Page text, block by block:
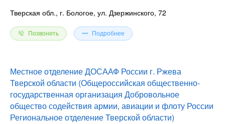
Тверская обл., г. Бологое, ул. Дзержинского, 72
Позвонить Подробнее
Местное отделение ДОСААФ России г. Ржева
Тверской области (Общероссийская общественно-
государственная организация Добровольное
общество содействия армии, авиации и флоту России
Региональное отделение Тверской области)